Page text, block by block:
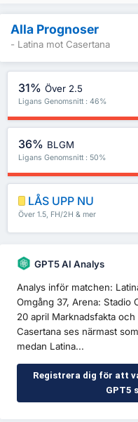
Alla Prognoser
- Latina mot Casertana
31% Över 2.5
Ligans Genomsnitt : 46%
36% BLGM
Ligans Genomsnitt : 50%
LÅS UPP NU
Över 1.5, FH/2H & mer
GPT5 AI Analys
Analys inför matchen:
Omgång 37, Arena: Stadio
20 april Marknadsfakta
Casertana ses närmast
medan Latina...
Registrera dig för att
GPT5